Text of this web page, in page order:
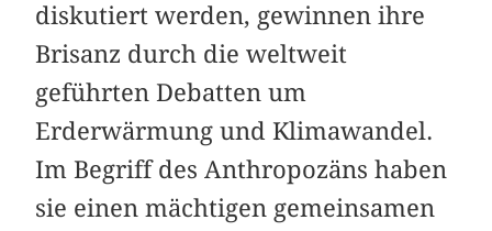
diskutiert werden, gewinnen ihre
Brisanz durch die weltweit
geführten Debatten um
Erderwärmung und Klimawandel.
Im Begriff des Anthropozäns haben
sie einen mächtigen gemeinsamen